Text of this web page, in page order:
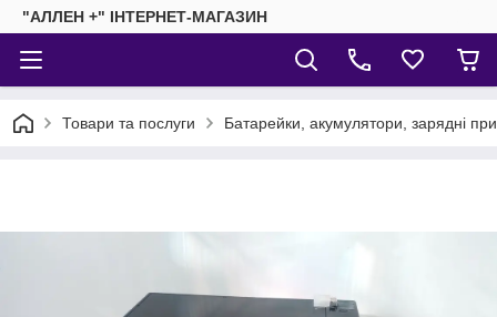
"АЛЛЕН +" ІНТЕРНЕТ-МАГАЗИН
Товари та послуги Батарейки, акумулятори, зарядні